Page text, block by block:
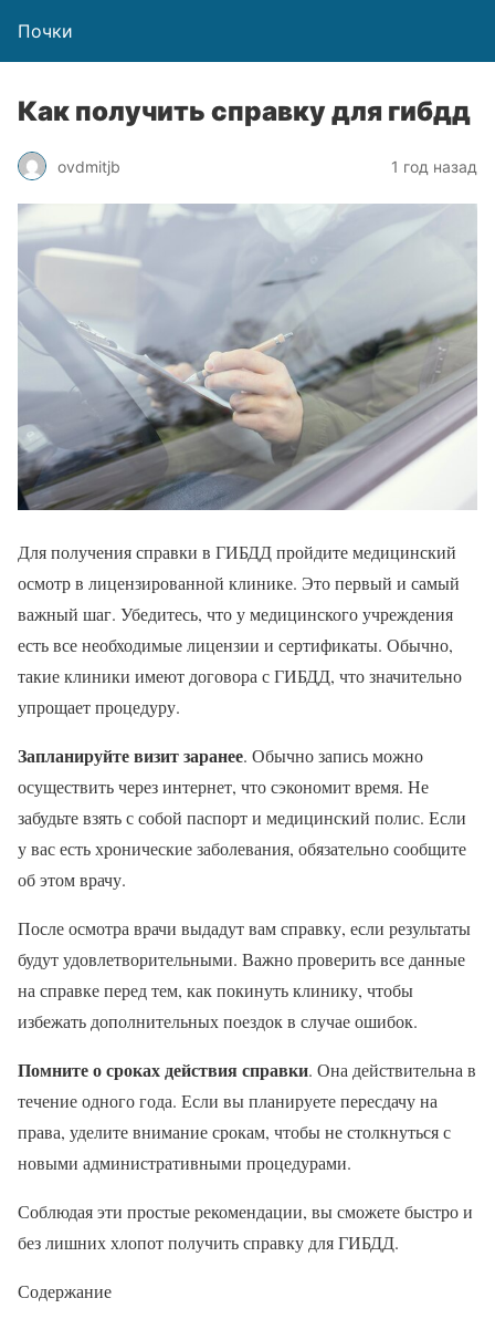
Почки
Как получить справку для гибдд
ovdmitjb 1 год назад
Для получения справки в ГИБДД пройдите медицинский
осмотр в лицензированной клинике. Это первый и самый
важный шаг. Убедитесь, что у медицинского учреждения
есть все необходимые лицензии и сертификаты. Обычно,
такие клиники имеют договора с ГИБДД, что значительно
упрощает процедуру.
Запланируйте визит заранее. Обычно запись можно
осуществить через интернет, что сэкономит время. Не
забудьте взять с собой паспорт и медицинский полис. Если
у вас есть хронические заболевания, обязательно сообщите
об этом врачу.
После осмотра врачи выдадут вам справку, если результаты
будут удовлетворительными. Важно проверить все данные
на справке перед тем, как покинуть клинику, чтобы
избежать дополнительных поездок в случае ошибок.
Помните о сроках действия справки. Она действительна в
течение одного года. Если вы планируете пересдачу на
права, уделите внимание срокам, чтобы не столкнуться с
новыми административными процедурами.
Соблюдая эти простые рекомендации, вы сможете быстро и
без лишних хлопот получить справку для ГИБДД.
Содержание